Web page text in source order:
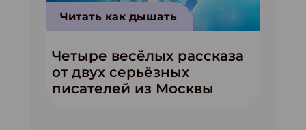
Читать как дышать
Четыре весёлых рассказа
от двух серьёзных
писателей из Москвы